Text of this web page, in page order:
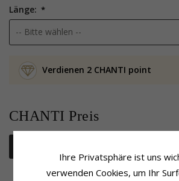
Länge:
Verdienen 2 CHANTI point
CHANTI Preis
Ihre Privatsphäre ist uns
verwenden Cookies, um Ihr